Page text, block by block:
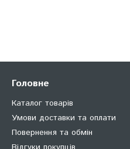
Головне
Каталог товарів
Умови доставки та оплати
Повернення та обмін